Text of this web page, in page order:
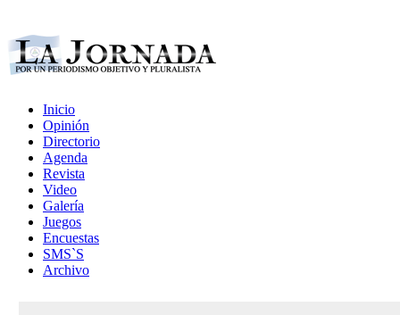
Inicio
Opinión
Directorio
Agenda
Revista
Video
Galería
Juegos
Encuestas
SMS`S
Archivo